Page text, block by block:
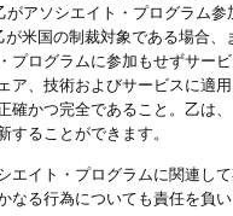
アソシエイト・プログラム
米国の制裁対象である場合
プログラムに参加もせずサー
ア、技術およびサービスに適
確かつ完全であること。乙は
ることができます。
エイト・プログラムに関連し
なる行為についても責任を負